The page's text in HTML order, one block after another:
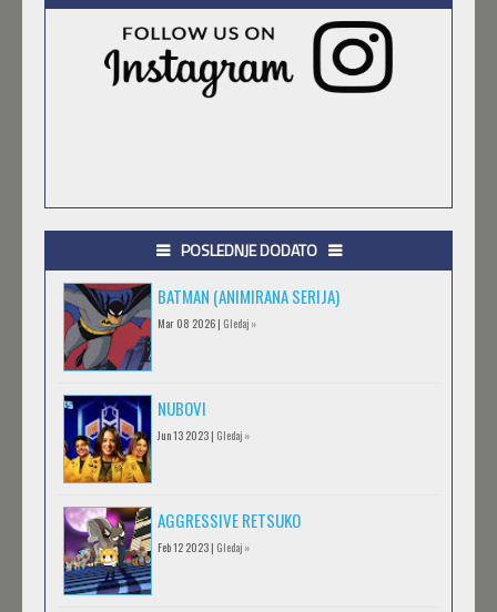
POSLEDNJE DODATO
BATMAN (ANIMIRANA SERIJA)
Mar 08 2026 | Gledaj »
NUBOVI
Jun 13 2023 | Gledaj »
AGGRESSIVE RETSUKO
Feb 12 2023 | Gledaj »